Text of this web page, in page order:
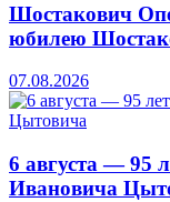
Шостакович
юбилею
07.08.2026
6 августа — 95
Ивановича